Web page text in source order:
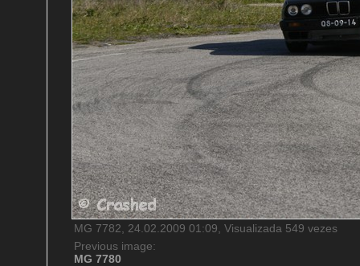
MG 7782, 24.02.2009 01:09, Visualizada 549 vezes
Previous image:
MG 7780